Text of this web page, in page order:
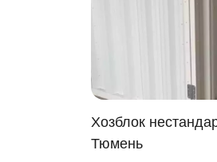
Хозблок
Тюмень